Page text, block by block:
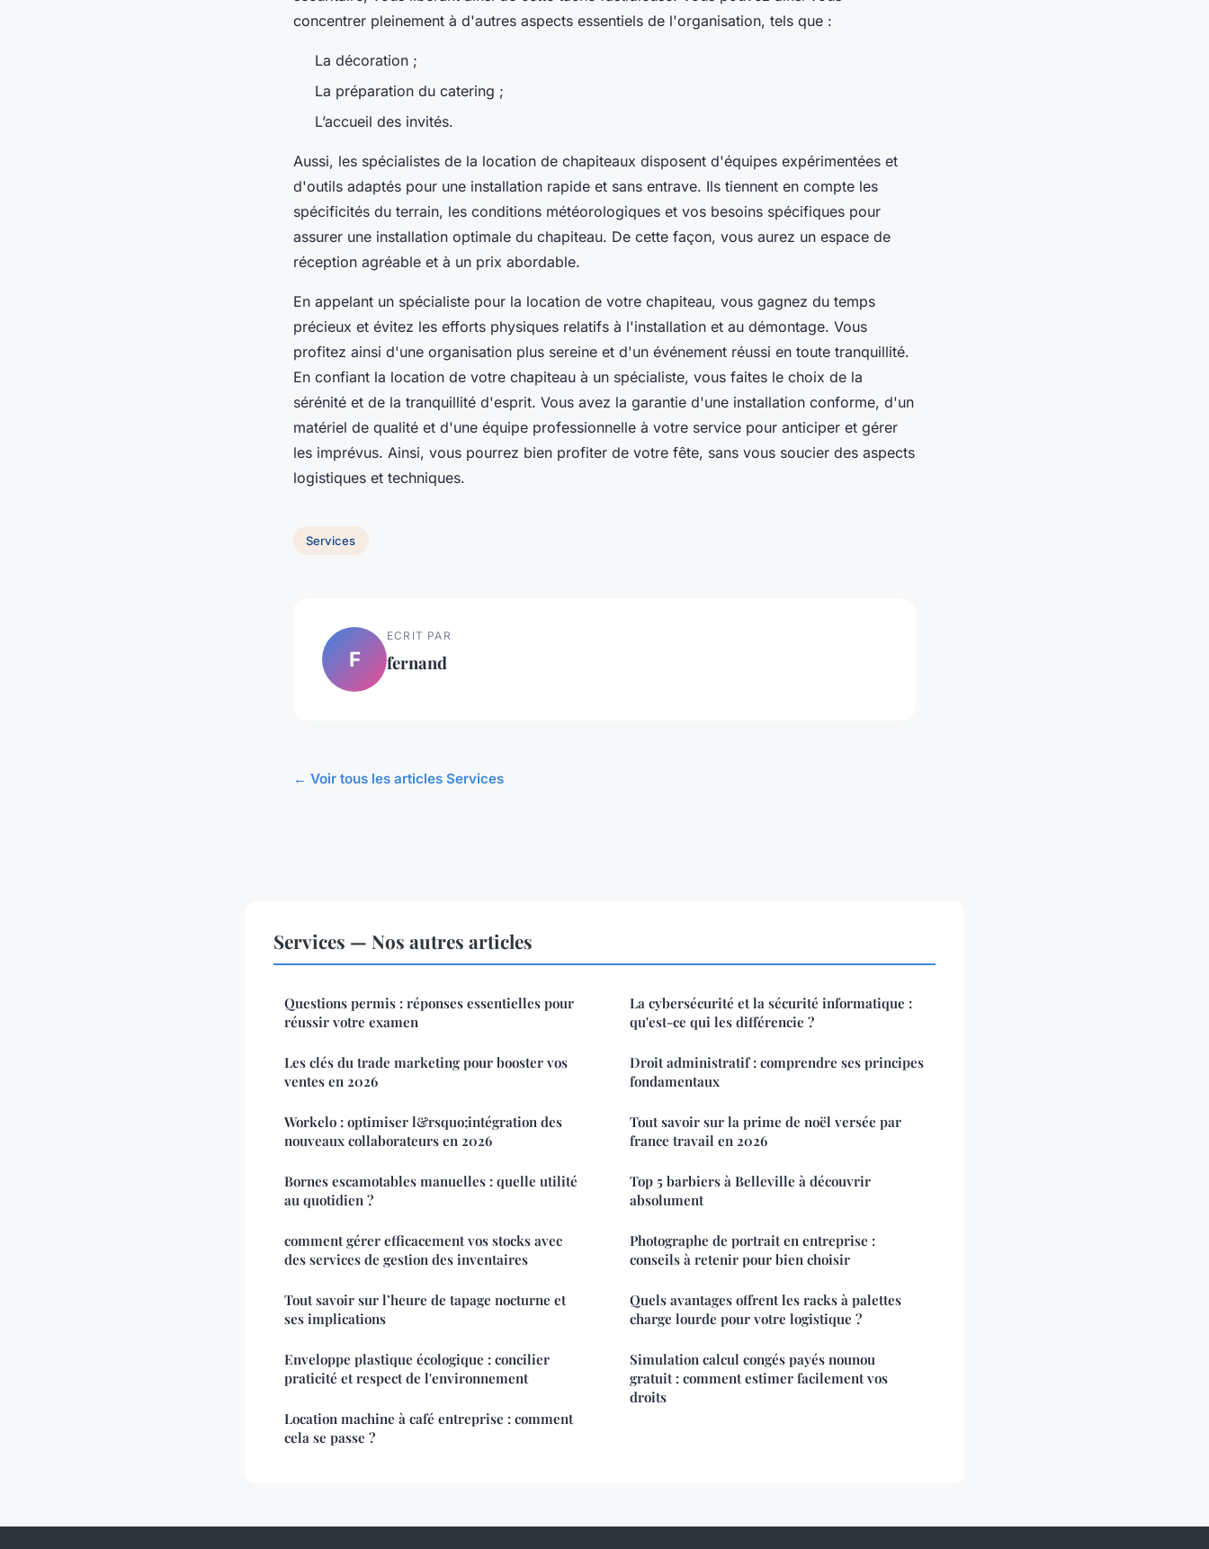
concentrer pleinement à d'autres aspects essentiels de l'organisation, tels que :
La décoration ;
La préparation du catering ;
L’accueil des invités.
Aussi, les spécialistes de la location de chapiteaux disposent d'équipes expérimentées et
d'outils adaptés pour une installation rapide et sans entrave. Ils tiennent en compte les
spécificités du terrain, les conditions météorologiques et vos besoins spécifiques pour
assurer une installation optimale du chapiteau. De cette façon, vous aurez un espace de
réception agréable et à un prix abordable.
En appelant un spécialiste pour la location de votre chapiteau, vous gagnez du temps
précieux et évitez les efforts physiques relatifs à l'installation et au démontage. Vous
profitez ainsi d'une organisation plus sereine et d'un événement réussi en toute tranquillité.
En confiant la location de votre chapiteau à un spécialiste, vous faites le choix de la
sérénité et de la tranquillité d'esprit. Vous avez la garantie d'une installation conforme, d'un
matériel de qualité et d'une équipe professionnelle à votre service pour anticiper et gérer
les imprévus. Ainsi, vous pourrez bien profiter de votre fête, sans vous soucier des aspects
logistiques et techniques.
Services
F
ECRIT PAR
fernand
← Voir tous les articles Services
Services — Nos autres articles
Questions permis : réponses essentielles pour
réussir votre examen
Les clés du trade marketing pour booster vos
ventes en 2026
Workelo : optimiser l&rsquo;intégration des
nouveaux collaborateurs en 2026
Bornes escamotables manuelles : quelle utilité
au quotidien ?
comment gérer efficacement vos stocks avec
des services de gestion des inventaires
Tout savoir sur l’heure de tapage nocturne et
ses implications
Enveloppe plastique écologique : concilier
praticité et respect de l'environnement
Location machine à café entreprise : comment
cela se passe ?
La cybersécurité et la sécurité informatique :
qu'est-ce qui les différencie ?
Droit administratif : comprendre ses principes
fondamentaux
Tout savoir sur la prime de noël versée par
france travail en 2026
Top 5 barbiers à Belleville à découvrir
absolument
Photographe de portrait en entreprise :
conseils à retenir pour bien choisir
Quels avantages offrent les racks à palettes
charge lourde pour votre logistique ?
Simulation calcul congés payés nounou
gratuit : comment estimer facilement vos
droits